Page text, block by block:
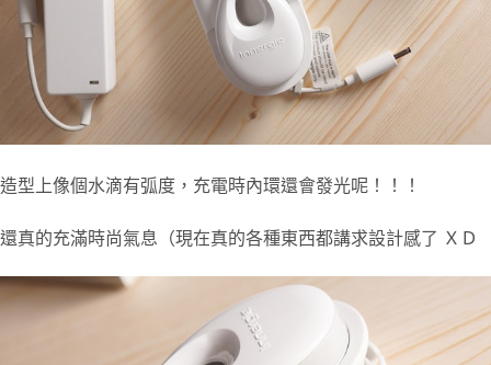
造型上像個水滴有弧度，充電時內環還會發光呢！！！
還真的充滿時尚氣息（現在真的各種東西都講求設計感了 ＸＤ